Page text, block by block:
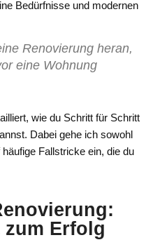
Bedürfnisse und modernen
Renovierung heran,
eine Wohnung
wie du Schritt für Schritt
Dabei gehe ich sowohl
Fallstricke ein, die du
Erfolg